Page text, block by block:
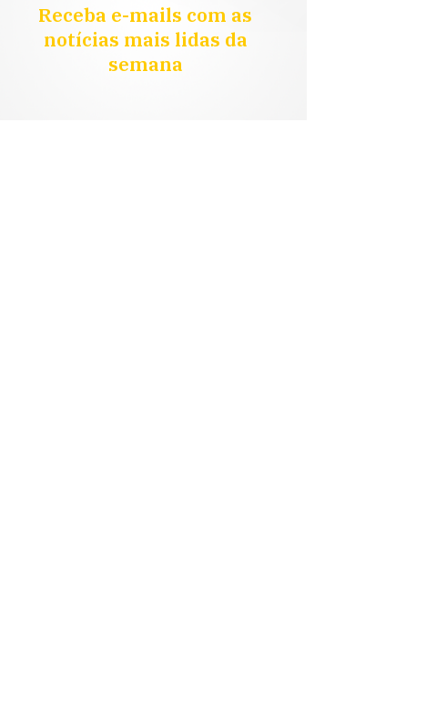
Receba e-mails com as
notícias mais lidas da
semana